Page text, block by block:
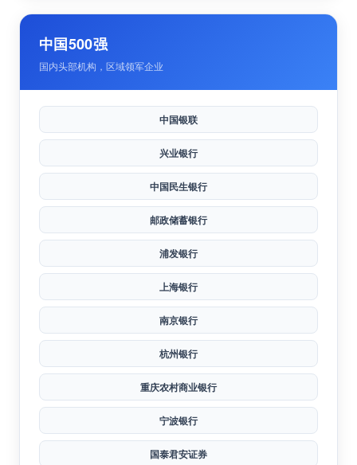
中国500强
国内头部机构，区域领军企业
中国银联
兴业银行
中国民生银行
邮政储蓄银行
浦发银行
上海银行
南京银行
杭州银行